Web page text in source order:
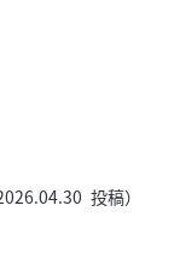
投稿）